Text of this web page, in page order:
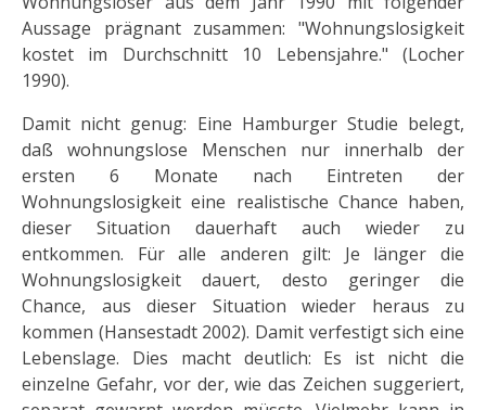
Aussage prägnant zusammen: "Wohnungslosigkeit
kostet im Durchschnitt 10 Lebensjahre." (Locher
1990).
Damit nicht genug: Eine Hamburger Studie belegt,
daß wohnungslose Menschen nur innerhalb der
ersten 6 Monate nach Eintreten der
Wohnungslosigkeit eine realistische Chance haben,
dieser Situation dauerhaft auch wieder zu
entkommen. Für alle anderen gilt: Je länger die
Wohnungslosigkeit dauert, desto geringer die
Chance, aus dieser Situation wieder heraus zu
kommen (Hansestadt 2002). Damit verfestigt sich eine
Le­benslage. Dies macht deutlich: Es ist nicht die
einzelne Gefahr, vor der, wie das Zei­chen suggeriert,